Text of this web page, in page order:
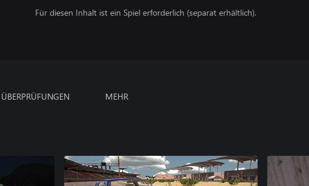
Für diesen Inhalt ist ein Spiel erforderlich (separat erhältlich).
ÜBERPRÜFUNGEN MEHR